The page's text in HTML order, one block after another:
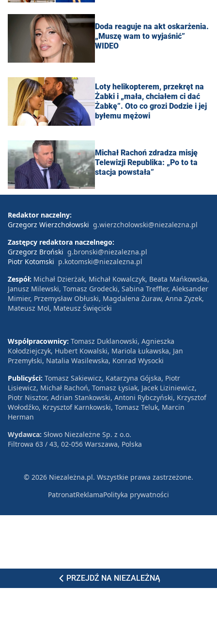
Doda reaguje na akt oskarżenia.
„Muszę wam to wyjaśnić”
WIDEO
Loty helikopterem, przekręt na
Żabki i „mała, chciałem ci dać
Żabkę”. Oto co grozi Dodzie i jej
byłemu mężowi
Michał Rachoń zdradza misję
Telewizji Republika: „Po to ta
stacja powstała”
PRZEJDŹ NA NIEZALEŻNĄ
Redaktor naczelny:
Grzegorz Wierzchołowski g.wierzcholowski@niezalezna.pl
Zastępcy redaktora naczelnego:
Grzegorz Broński g.bronski@niezalezna.pl
Piotr Kotomski p.kotomski@niezalezna.pl
Zespół: Michał Dzierżak, Michał Kowalczyk, Beata Mańkowska,
Janusz Milewski, Tomasz Grodecki, Sabina Treffler, Aleksander
Mimier, Przemysław Obłuski, Magdalena Żuraw, Anna Zyzek,
Mateusz Mol, Mateusz Święcicki
Współpracownicy: Tomasz Duklanowski, Agnieszka
Kołodziejczyk, Hubert Kowalski, Mariola Łukawska, Jan
Przemyłski, Natalia Wasilewska, Konrad Wysocki
Publicyści: Tomasz Sakiewicz, Katarzyna Gójska, Piotr
Lisiewicz, Michał Rachoń, Tomasz Łysiak, Jacek Liziniewicz,
Piotr Nisztor, Adrian Stankowski, Antoni Rybczyński, Krzysztof
Wołodźko, Krzysztof Karnkowski, Tomasz Teluk, Marcin
Herman
Wydawca: Słowo Niezależne Sp. z o.o.
Filtrowa 63 / 43, 02-056 Warszawa, Polska
© 2026 Niezależna.pl. Wszystkie prawa zastrzeżone.
PatronatReklamaPolityka prywatności